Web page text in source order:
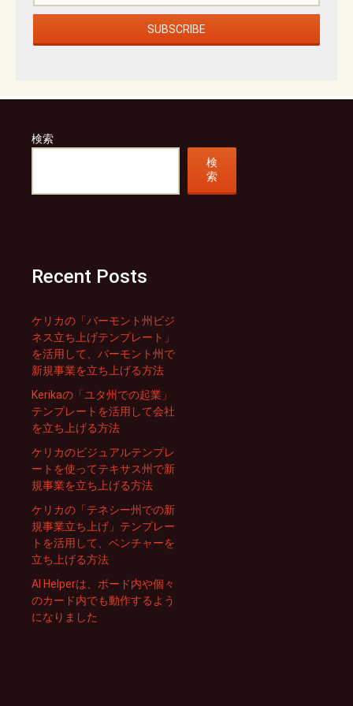
検索
検
索
Recent Posts
ケリカの「バーモント州ビジ
ネス立ち上げテンプレート」
を活用して、バーモント州で
新規事業を立ち上げる方法
Kerikaの「ユタ州での起業」
テンプレートを活用して会社
を立ち上げる方法
ケリカのビジュアルテンプレ
ートを使ってテキサス州で新
規事業を立ち上げる方法
ケリカの「テネシー州での新
規事業立ち上げ」テンプレー
トを活用して、ベンチャーを
立ち上げる方法
AI Helperは、ボード内や個々
のカード内でも動作するよう
になりました